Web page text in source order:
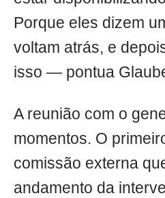
Porque eles dizem
voltam atrás, e
isso — pontua
A reunião com o
momentos. O
comissão externa
andamento da